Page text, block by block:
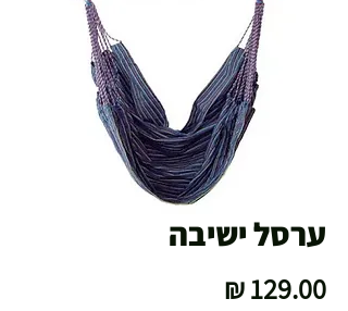
ערסל ישיבה